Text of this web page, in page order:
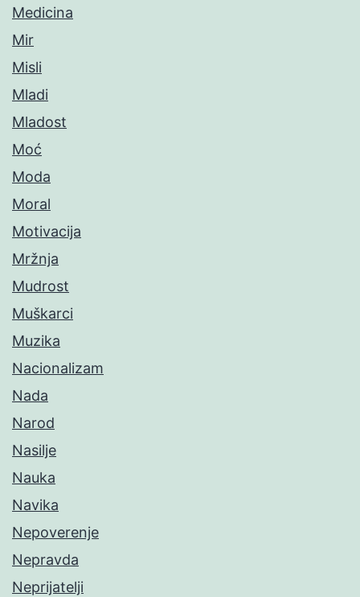
Medicina
Mir
Misli
Mladi
Mladost
Moć
Moda
Moral
Motivacija
Mržnja
Mudrost
Muškarci
Muzika
Nacionalizam
Nada
Narod
Nasilje
Nauka
Navika
Nepoverenje
Nepravda
Neprijatelji